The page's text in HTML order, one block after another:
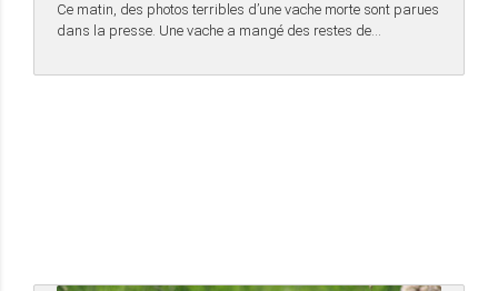
Ce matin, des photos terribles d’une vache morte sont parues
dans la presse. Une vache a mangé des restes de…